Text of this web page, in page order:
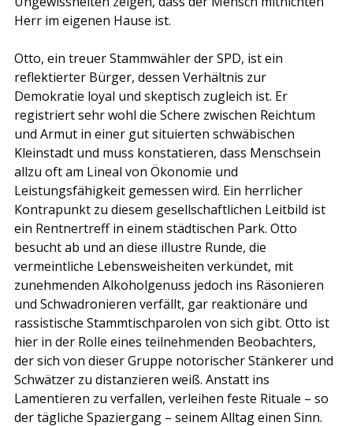
Herr im eigenen Hause ist.
Otto, ein treuer Stammwähler der SPD, ist ein
reflektierter Bürger, dessen Verhältnis zur
Demokratie loyal und skeptisch zugleich ist. Er
registriert sehr wohl die Schere zwischen Reichtum
und Armut in einer gut situierten schwäbischen
Kleinstadt und muss konstatieren, dass Menschsein
allzu oft am Lineal von Ökonomie und
Leistungsfähigkeit gemessen wird. Ein herrlicher
Kontrapunkt zu diesem gesellschaftlichen Leitbild ist
ein Rentnertreff in einem städtischen Park. Otto
besucht ab und an diese illustre Runde, die
vermeintliche Lebensweisheiten verkündet, mit
zunehmenden Alkoholgenuss jedoch ins Räsonieren
und Schwadronieren verfällt, gar reaktionäre und
rassistische Stammtischparolen von sich gibt. Otto ist
hier in der Rolle eines teilnehmenden Beobachters,
der sich von dieser Gruppe notorischer Stänkerer und
Schwätzer zu distanzieren weiß. Anstatt ins
Lamentieren zu verfallen, verleihen feste Rituale – so
der tägliche Spaziergang – seinem Alltag einen Sinn.